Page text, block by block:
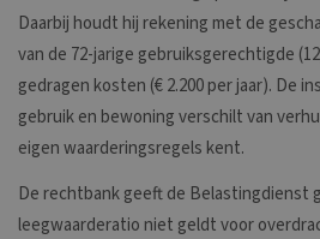
Daarbij houdt hij rekening met de
van de 72-jarige gebruiksgerechtigde
gedragen kosten (€ 2.200 per jaar). De
gebruik en bewoning verschilt van
eigen waarderingsregels kent.
De rechtbank geeft de Belastingdienst
leegwaarderatio niet geldt voor